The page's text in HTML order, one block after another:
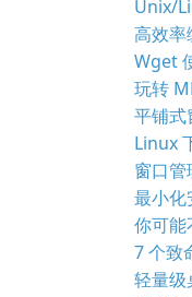
Unix/
高效率
Wget
玩转
平铺
Linux
窗口
最小
你可能
7 个致
轻量级